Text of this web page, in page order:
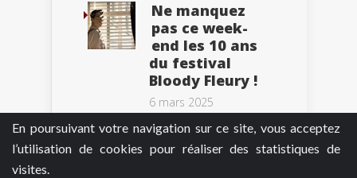
En poursuivant votre navigation sur ce site, vous acceptez
l’utilisation de cookies pour réaliser des statistiques de
visites.
Ne manquez
pas ce week-
end les 10 ans
du festival
Bloody Fleury !
6 mars 2025